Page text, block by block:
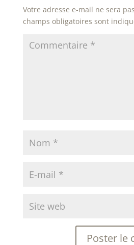
Votre adresse e-mail ne sera
champs obligatoires sont